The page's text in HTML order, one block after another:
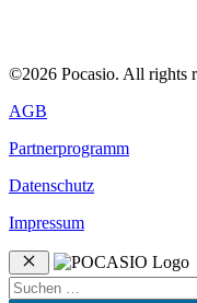
©2026 Pocasio. All rights
AGB
Partnerprogramm
Datenschutz
Impressum
Schließen
Suchen